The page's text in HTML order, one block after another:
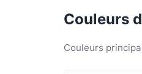
Couleurs
Couleurs